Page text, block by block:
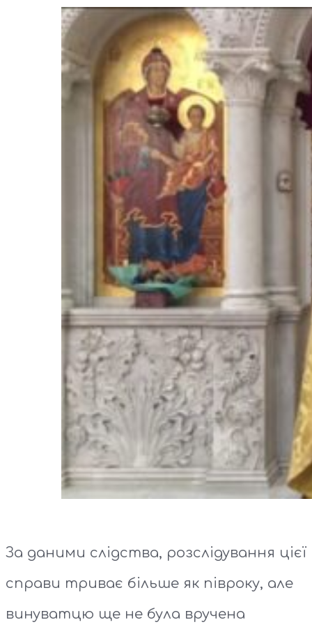
За даними слідства, розслідування цієї
справи триває більше як півроку, але
винуватцю ще не була вручена